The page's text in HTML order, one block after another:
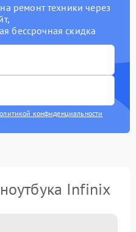
ремонт техники через
бессрочная скидка
конфиденциальности
Infinix